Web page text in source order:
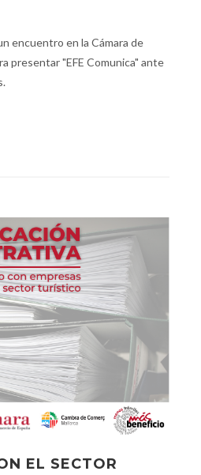
encuentro en la Cámara de
presentar "EFE Comunica" ante
EL SECTOR